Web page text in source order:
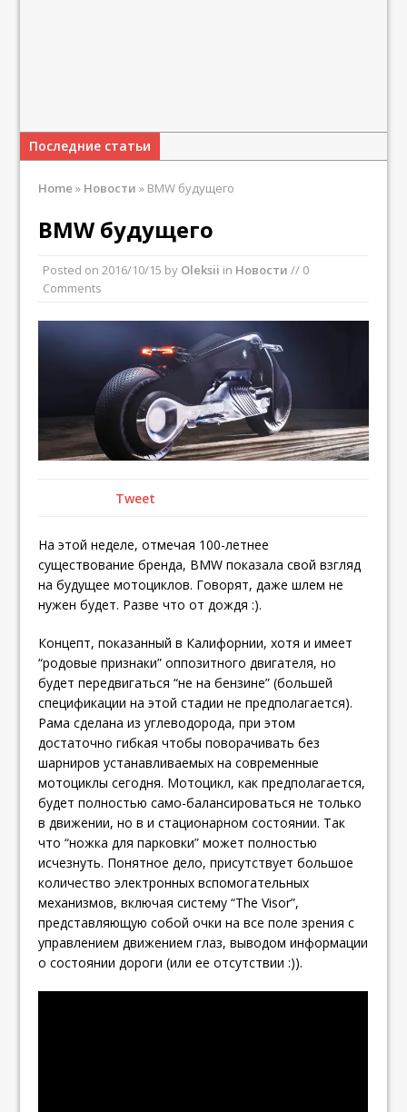
Последние статьи
Home » Новости » BMW будущего
BMW будущего
Posted on 2016/10/15 by Oleksii in Новости // 0
Comments
Tweet
На этой неделе, отмечая 100-летнее
существование бренда, BMW показала свой взгляд
на будущее мотоциклов. Говорят, даже шлем не
нужен будет. Разве что от дождя :).
Концепт, показанный в Калифорнии, хотя и имеет
“родовые признаки” оппозитного двигателя, но
будет передвигаться “не на бензине” (большей
спецификации на этой стадии не предполагается).
Рама сделана из углеводорода, при этом
достаточно гибкая чтобы поворачивать без
шарниров устанавливаемых на современные
мотоциклы сегодня. Мотоцикл, как предполагается,
будет полностью само-балансироваться не только
в движении, но в и стационарном состоянии. Так
что “ножка для парковки” может полностью
исчезнуть. Понятное дело, присутствует большое
количество электронных вспомогательных
механизмов, включая систему “The Visor”,
представляющую собой очки на все поле зрения с
управлением движением глаз, выводом информации
о состоянии дороги (или ее отсутствии :)).